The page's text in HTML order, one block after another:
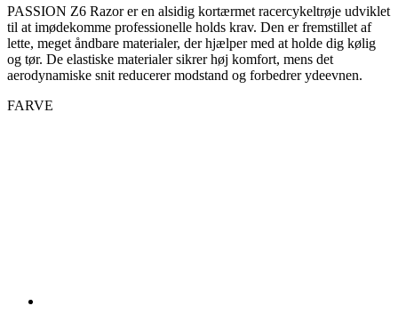
PASSION Z6 Razor er en alsidig kortærmet racercykeltrøje udviklet
til at imødekomme professionelle holds krav. Den er fremstillet af
lette, meget åndbare materialer, der hjælper med at holde dig kølig
og tør. De elastiske materialer sikrer høj komfort, mens det
aerodynamiske snit reducerer modstand og forbedrer ydeevnen.
FARVE